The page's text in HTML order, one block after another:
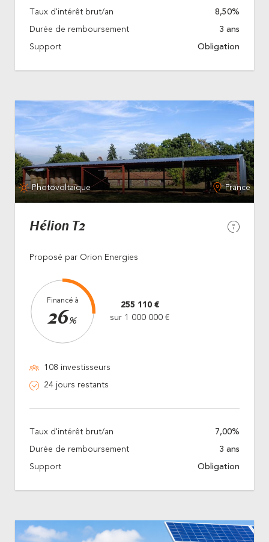
Taux d'intérêt brut/an 8,50%
Durée de remboursement 3 ans
Support Obligation
Photovoltaïque France
Hélion T2
Proposé par Orion Energies
Financé à
26%
255 110 €
sur 1 000 000 €
108 investisseurs
24 jours restants
Taux d'intérêt brut/an 7,00%
Durée de remboursement 3 ans
Support Obligation